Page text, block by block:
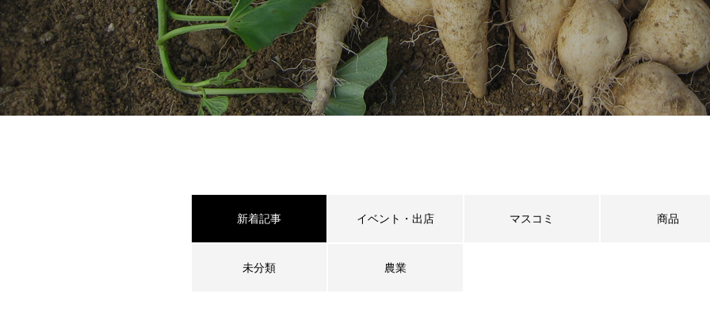
新着記事 イベント・出店 マスコミ 商品
未分類 農業